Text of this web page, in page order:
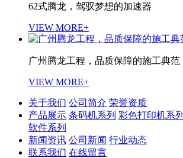
62式腾龙，驾驭梦想的加速器
VIEW MORE+
广州腾龙工程，品质保障的施工典范
VIEW MORE+
关于我们 公司简介 荣誉资质
产品展示 条码机系列 彩色打印机系列
软件系列
新闻资讯 公司新闻 行业动态
联系我们 在线留言